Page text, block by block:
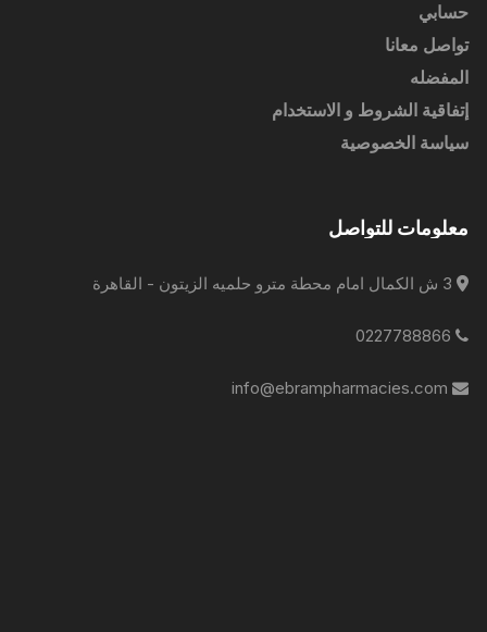
حسابي
تواصل معانا
المفضله
إتفاقية الشروط و الاستخدام
سياسة الخصوصية
معلومات للتواصل